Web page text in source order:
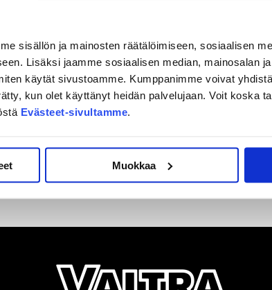
sisällön ja mainosten räätälöimiseen, sosiaalisen
Lisäksi jaamme sosiaalisen median, mainosalan
käytät sivustoamme. Kumppanimme voivat
kun olet käyttänyt heidän palvelujaan. Voit koska
Evästeet-sivultamme.
Muokkaa
Se kuitenkin vaatii, että KooKoo kaatuu. Tule
Osta lippusi viimeiseen runkosarjataistoonTÄMÄN